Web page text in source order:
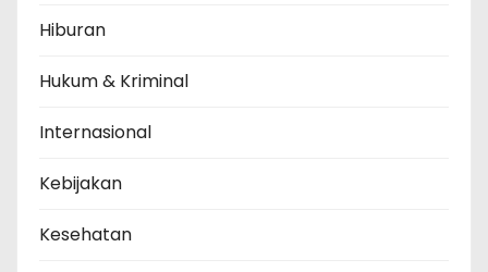
Hiburan
Hukum & Kriminal
Internasional
Kebijakan
Kesehatan